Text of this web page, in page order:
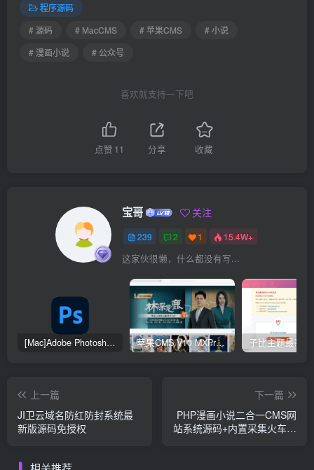
程序源码
# 源码
# MacCMS # 苹果CMS
# 小说
# 漫画小说
# 公众号
喜欢就支持一下吧
点赞 11 分享 收藏
宝哥 关注
239 2 1 15.4W+
这家伙很懒，什么都没有写...
[Mac]Adobe Photoshop 2024 苹果CMS V10 MXProV4.5 觅知优化版
上一篇
JI卫云域名防红防封系统最
新版源码免授权
下一篇
PHP漫画小说二合一CMS网
站系统源码+内置采集火车头